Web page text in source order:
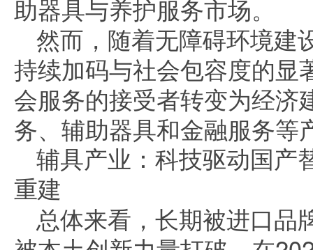
助器具与养护服务市场。
然而，随着无障碍环境建
持续加码与社会包容度的显
会服务的接受者转变为经济
务、辅助器具和金融服务等
辅具产业：科技驱动国产
重建
总体来看，长期被进口品